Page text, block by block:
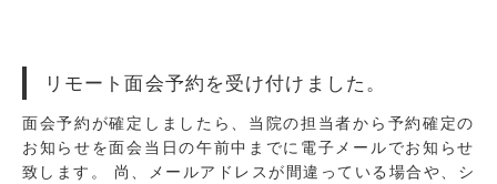
リモート面会予約を受け付けました。
面会予約が確定しましたら、当院の担当者から予約確定の
お知らせを面会当日の午前中までに電子メールでお知らせ
致します。 尚、メールアドレスが間違っている場合や、シ